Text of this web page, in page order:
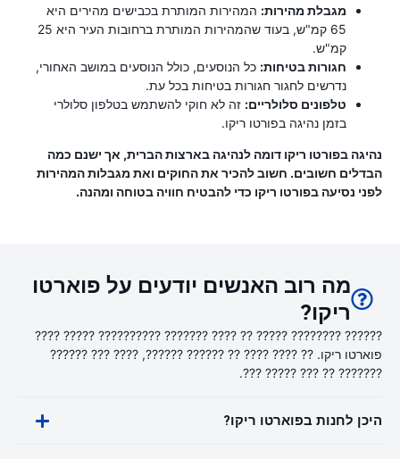
מגבלת מהירות: המהירות המותרת בכבישים מהירים היא
65 קמ"ש, בעוד שהמהירות המותרת ברחובות העיר היא 25
קמ"ש.
חגורות בטיחות: כל הנוסעים, כולל הנוסעים במושב האחורי,
נדרשים לחגור חגורות בטיחות בכל עת.
טלפונים סלולריים: זה לא חוקי להשתמש בטלפון סלולרי
בזמן נהיגה בפורטו ריקו.
נהיגה בפורטו ריקו דומה לנהיגה בארצות הברית, אך ישנם כמה
הבדלים חשובים. חשוב להכיר את החוקים ואת מגבלות המהירות
לפני נסיעה בפורטו ריקו כדי להבטיח חוויה בטוחה ומהנה.
מה רוב האנשים יודעים על פוארטו
ריקו?
?????? ???????? ????? ?? ???? ??????? ?????????? ????? ????
פוארטו ריקו. ?? ???? ???? ?? ?????? ??????, ???? ??? ??????
??????? ?? ??? ????? ???.
היכן לחנות בפוארטו ריקו?